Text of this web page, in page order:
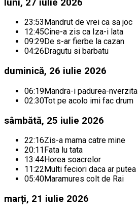
luni, 27 iulie 2026
23:53 Mandrut de vrei ca sa joc
12:45Cine-a zis ca Iza-i lata
09:29De s-ar fierbe la cazan
04:26 Dragutu si barbatu
duminică, 26 iulie 2026
06:19Mandra-i padurea-nverzita
02:30Tot pe acolo imi fac drum
sâmbătă, 25 iulie 2026
22:16Zis-a mama catre mine
20:11 Fata lu tata
13:44Horea soacrelor
11:22 Multi feciori daca ar putea
05:40Maramures colt de Rai
marți, 21 iulie 2026